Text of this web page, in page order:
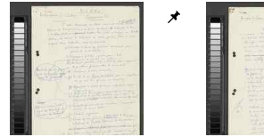
1959
Fundo: DAC - Documentos Amílcar
Cabral
Tipo Documental: ACTAS
Página(s):